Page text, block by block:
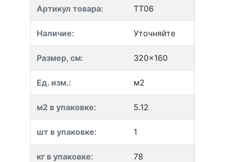
Артикул товара: TT06
Наличие: Уточняйте
Размер, см: 320x160
Ед. изм.: м2
м2 в упаковке: 5.12
шт в упаковке: 1
кг в упаковке: 78